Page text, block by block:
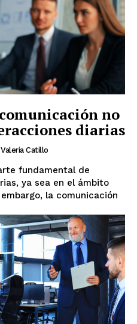
no
diarias
Valeria Catillo
fundamental de
ya sea en el ámbito
la comunicación